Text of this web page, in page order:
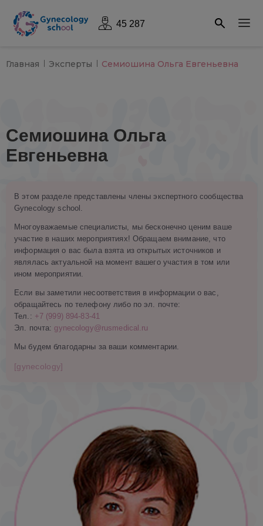
45 287
Главная Эксперты Семиошина Ольга Евгеньевна
Семиошина Ольга
Евгеньевна
В этом разделе представлены члены экспертного сообщества
Gynecology school.
Многоуважаемые специалисты, мы бесконечно ценим ваше
участие в наших мероприятиях! Обращаем внимание, что
информация о вас была взята из открытых источников и
являлась актуальной на момент вашего участия в том или
ином мероприятии.
Если вы заметили несоответствия в информации о вас,
обращайтесь по телефону либо по эл. почте:
Тел.: +7 (999) 894-83-41
Эл. почта: gynecology@rusmedical.ru
Мы будем благодарны за ваши комментарии.
[gynecology]